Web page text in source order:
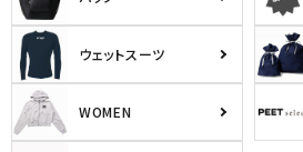
ウェットスーツ
WOMEN